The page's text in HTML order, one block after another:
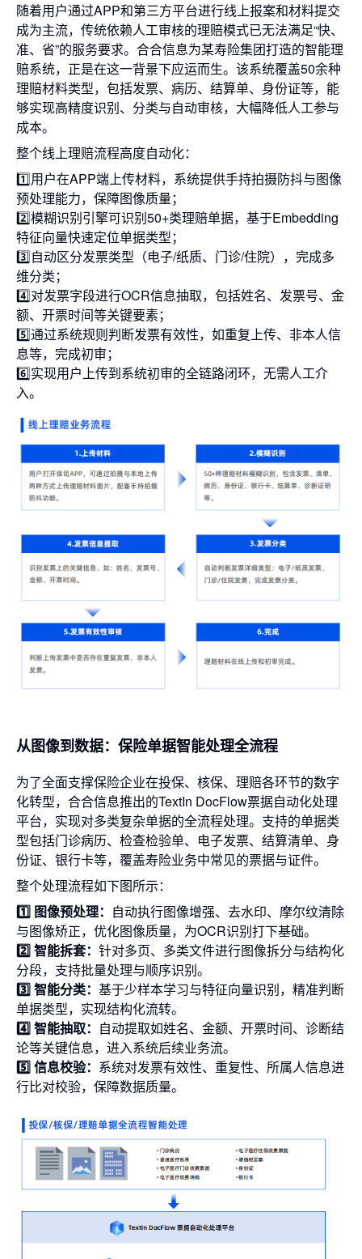
随着用户通过APP和第三方平台进行线上报案和材料提交
成为主流，传统依赖人工审核的理赔模式已无法满足“快、
准、省”的服务要求。合合信息为某寿险集团打造的智能理
赔系统，正是在这一背景下应运而生。该系统覆盖50余种
理赔材料类型，包括发票、病历、结算单、身份证等，能
够实现高精度识别、分类与自动审核，大幅降低人工参与
成本。
整个线上理赔流程高度自动化：
1️⃣用户在APP端上传材料，系统提供手持拍摄防抖与图像
预处理能力，保障图像质量；
2️⃣模糊识别引擎可识别50+类理赔单据，基于Embedding
特征向量快速定位单据类型；
3️⃣自动区分发票类型（电子/纸质、门诊/住院），完成多
维分类；
4️⃣对发票字段进行OCR信息抽取，包括姓名、发票号、金
额、开票时间等关键要素；
5️⃣通过系统规则判断发票有效性，如重复上传、非本人信
息等，完成初审；
6️⃣实现用户上传到系统初审的全链路闭环，无需人工介
入。
从图像到数据：保险单据智能处理全流程
为了全面支撑保险企业在投保、核保、理赔各环节的数字
化转型，合合信息推出的TextIn DocFlow票据自动化处理
平台，实现对多类复杂单据的全流程处理。支持的单据类
型包括门诊病历、检查检验单、电子发票、结算清单、身
份证、银行卡等，覆盖寿险业务中常见的票据与证件。
整个处理流程如下图所示：
1️⃣ 图像预处理： 自动执行图像增强、去水印、摩尔纹清除
与图像矫正，优化图像质量，为OCR识别打下基础。
2️⃣ 智能拆套： 针对多页、多类文件进行图像拆分与结构化
分段，支持批量处理与顺序识别。
3️⃣ 智能分类： 基于少样本学习与特征向量识别，精准判断
单据类型，实现结构化流转。
4️⃣ 智能抽取： 自动提取如姓名、金额、开票时间、诊断结
论等关键信息，进入系统后续业务流。
5️⃣ 信息校验： 系统对发票有效性、重复性、所属人信息进
行比对校验，保障数据质量。